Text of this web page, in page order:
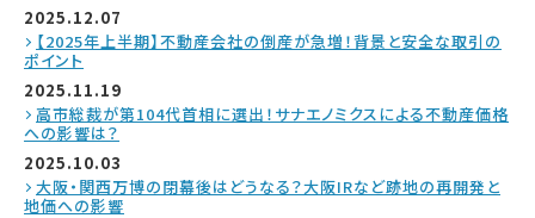
2025.12.07
【2025年上半期】不動産会社の倒産が急増！背景と安全な取引の
ポイント
2025.11.19
高市総裁が第104代首相に選出！サナエノミクスによる不動産価格
への影響は？
2025.10.03
大阪・関西万博の閉幕後はどうなる？大阪IRなど跡地の再開発と
地価への影響